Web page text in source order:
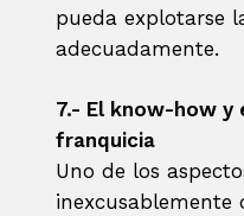
pueda explotarse
adecuadamente.
7.- El know-how y
franquicia
Uno de los
inexcusablemente